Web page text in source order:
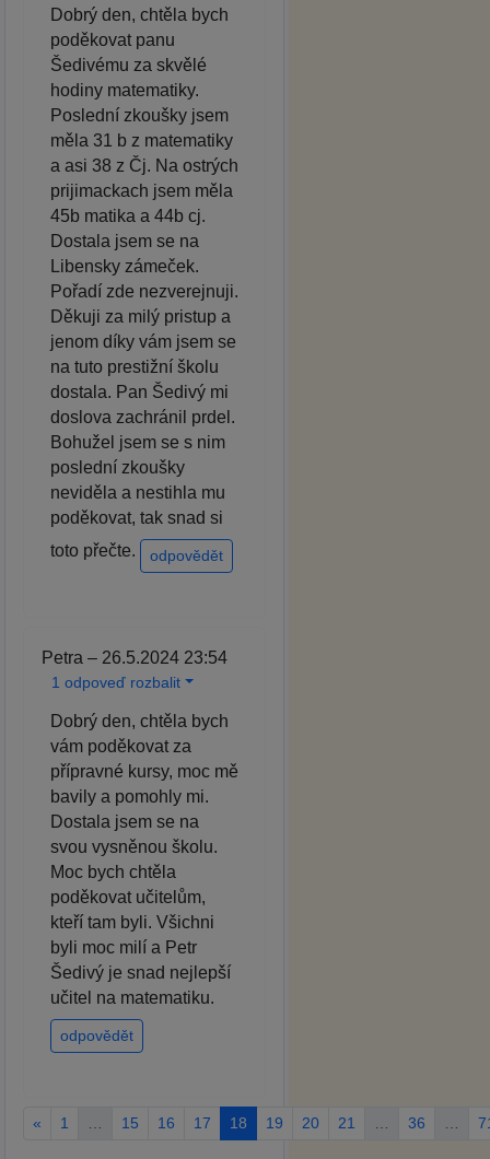
Dobrý den, chtěla bych
poděkovat panu
Šedivému za skvělé
hodiny matematiky.
Poslední zkoušky jsem
měla 31 b z matematiky
a asi 38 z Čj. Na ostrých
prijimackach jsem měla
45b matika a 44b cj.
Dostala jsem se na
Libensky zámeček.
Pořadí zde nezverejnuji.
Děkuji za milý pristup a
jenom díky vám jsem se
na tuto prestižní školu
dostala. Pan Šedivý mi
doslova zachránil prdel.
Bohužel jsem se s nim
poslední zkoušky
neviděla a nestihla mu
poděkovat, tak snad si
toto přečte.
odpovědět
Petra – 26.5.2024 23:54
1 odpoveď rozbalit
Dobrý den, chtěla bych
vám poděkovat za
přípravné kursy, moc mě
bavily a pomohly mi.
Dostala jsem se na
svou vysněnou školu.
Moc bych chtěla
poděkovat učitelům,
kteří tam byli. Všichni
byli moc milí a Petr
Šedivý je snad nejlepší
učitel na matematiku.
odpovědět
« 1 15 16 17 18 19 20 21 36